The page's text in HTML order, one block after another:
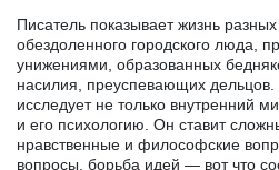
Писатель показывает жизнь
обездоленного городского люда,
унижениями, образованных
насилия, преуспевающих дельцов.
исследует не только внутренний
и его психологию. Он ставит
нравственные и философские
вопросы, борьба идей — вот что